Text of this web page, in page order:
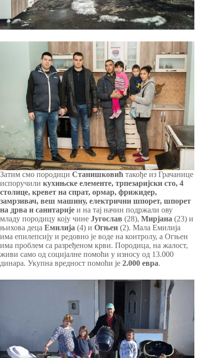
Затим смо породици Станишковић такође из Грачанице
испоручили кухињске елементе, трпезаријски сто, 4
столице, кревет на спрат, ормар, фрижидер,
замрзивач, веш машину, електрични шпорет, шпорет
на дрва и санитарије и на тај начин подржали ову
младу породицу коју чине Југослав (28), Мирјана (23) и
њихова деца Емилија (4) и Огњен (2). Мала Емилија
има епилепсију и редовно је воде на контролу, а Огњен
има проблем са разређеном крви. Породица, на жалост,
живи само од социјалне помоћи у износу од 13.000
динара. Укупна вредност помоћи је 2.000 евра.